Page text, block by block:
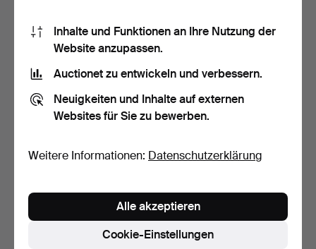
16 Std
2 Gebote
16 Std
UNEVEN GROUND
MID CENTURY G PLAN
Inhalte und Funktionen an Ihre Nutzung der
Website anzupassen.
Auctionet zu entwickeln und verbessern.
Neuigkeiten und Inhalte auf externen
Websites für Sie zu bewerben.
Weitere Informationen: Datenschutzerklärung
Cookie-Einstellungen
Alle akzeptieren